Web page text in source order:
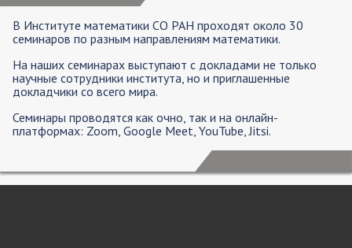
В Институте математики СО РАН проходят около 30
семинаров по разным направлениям математики.
На наших семинарах выступают с докладами не только
научные сотрудники института, но и приглашенные
докладчики со всего мира.
Семинары проводятся как очно, так и на онлайн-
платформах: Zoom, Google Meet, YouTube, Jitsi.